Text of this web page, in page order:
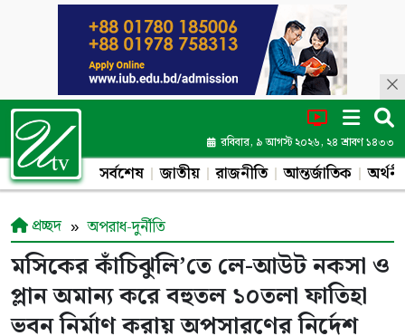
রবিবার, ৯ আগস্ট ২০২৬, ২৪ শ্রাবণ ১৪৩৩
সর্বশেষ জাতীয় রাজনীতি আন্তর্জাতিক
প্রচ্ছদ অপরাধ-দুর্নীতি
মসিকের কাঁচিঝুলি’তে লে-আউট নকসা ও
প্লান অমান্য করে বহুতল ১০তলা ফাতিহা
ভবন নির্মাণ করায় অপসারণের নির্দেশ